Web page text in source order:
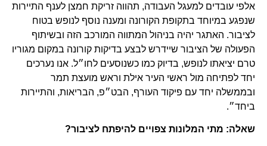
אלפי עובדים למעגל העבודה, תהווה זריקת חמצן לענף התיירות
שנפגע במיוחד בתקופת הקורונה ומענה נוסף לנופש בטוח
לציבור. האתגר יהיה בניהול המתווה המורכב הזה ובשיתוף
הפעולה של הציבור שיידרש לבצע בדיקות קורונה במקום מגוריו
טרם יציאתו לנופש, בדיוק כמו כשנוסעים לחו״ל. אנו נערכים
יחד לפתיחה מול ראשי העיר אילת וראש מועצת תמר
ובממשלה יחד עם פיקוד העורף, הבט״פ, הבריאות, והתיירות
ביחד״.
שאלה: מתי המלונות צפויים להיפתח לציבור?